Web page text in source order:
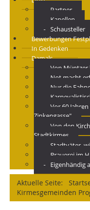
Partner
Kapellen
Schausteller
Bewerbungen
In Gedenken
Damals
Von Müntzer
Not macht
Nur die
Vor 60
Zinkengasse"
Von den
Stadtkirmes
Stadtväter,
Brauerei im
Eigenhändig
Aktuelle Seite:
Kirmesgemeinden